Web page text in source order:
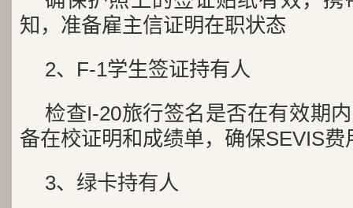
知， 准备雇主信证明在职状态
2、F-1学生签证持有人
检查I-20旅行签名是否在有效期
备在校证明和成绩单， 确保SEVIS费
3、绿卡持有人